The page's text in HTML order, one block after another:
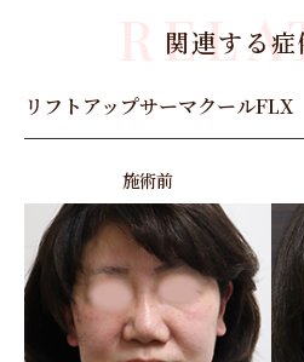
関連する
リフトアップサーマクールFLX
施術前